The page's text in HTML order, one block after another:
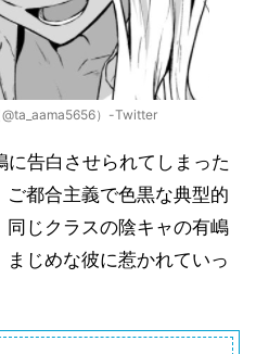
@ta_aama5656）-Twitter
告白させられてしまった
都合主義で色黒な典型的
じクラスの陰キャの有嶋
じめな彼に惹かれていっ